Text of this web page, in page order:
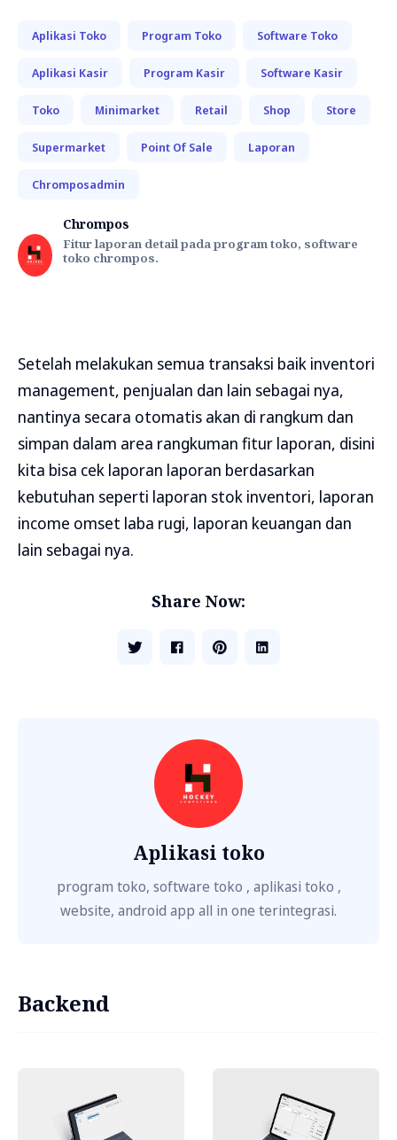
Aplikasi Toko Program Toko Software Toko
Aplikasi Kasir Program Kasir Software Kasir
Toko Minimarket Retail Shop Store
Supermarket Point Of Sale Laporan
Chromposadmin
Chrompos
Fitur laporan detail pada program toko, software
toko chrompos.
Setelah melakukan semua transaksi baik inventori
management, penjualan dan lain sebagai nya,
nantinya secara otomatis akan di rangkum dan
simpan dalam area rangkuman fitur laporan, disini
kita bisa cek laporan laporan berdasarkan
kebutuhan seperti laporan stok inventori, laporan
income omset laba rugi, laporan keuangan dan
lain sebagai nya.
Share Now:
Aplikasi toko
program toko, software toko , aplikasi toko ,
website, android app all in one terintegrasi.
Backend